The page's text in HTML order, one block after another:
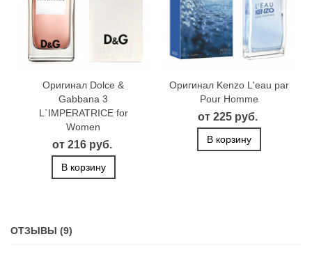
Оригинал Dolce &
Gabbana 3
L`IMPERATRICE for
Women
от 216 руб.
В корзину
Оригинал Kenzo L'eau par
Pour Homme
от 225 руб.
В корзину
ОТЗЫВЫ (9)